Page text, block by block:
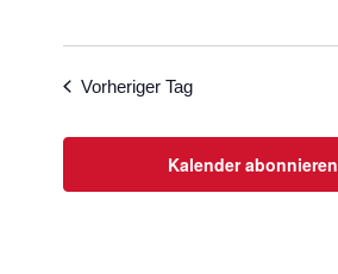
Vorheriger Tag
Kalender abonnieren